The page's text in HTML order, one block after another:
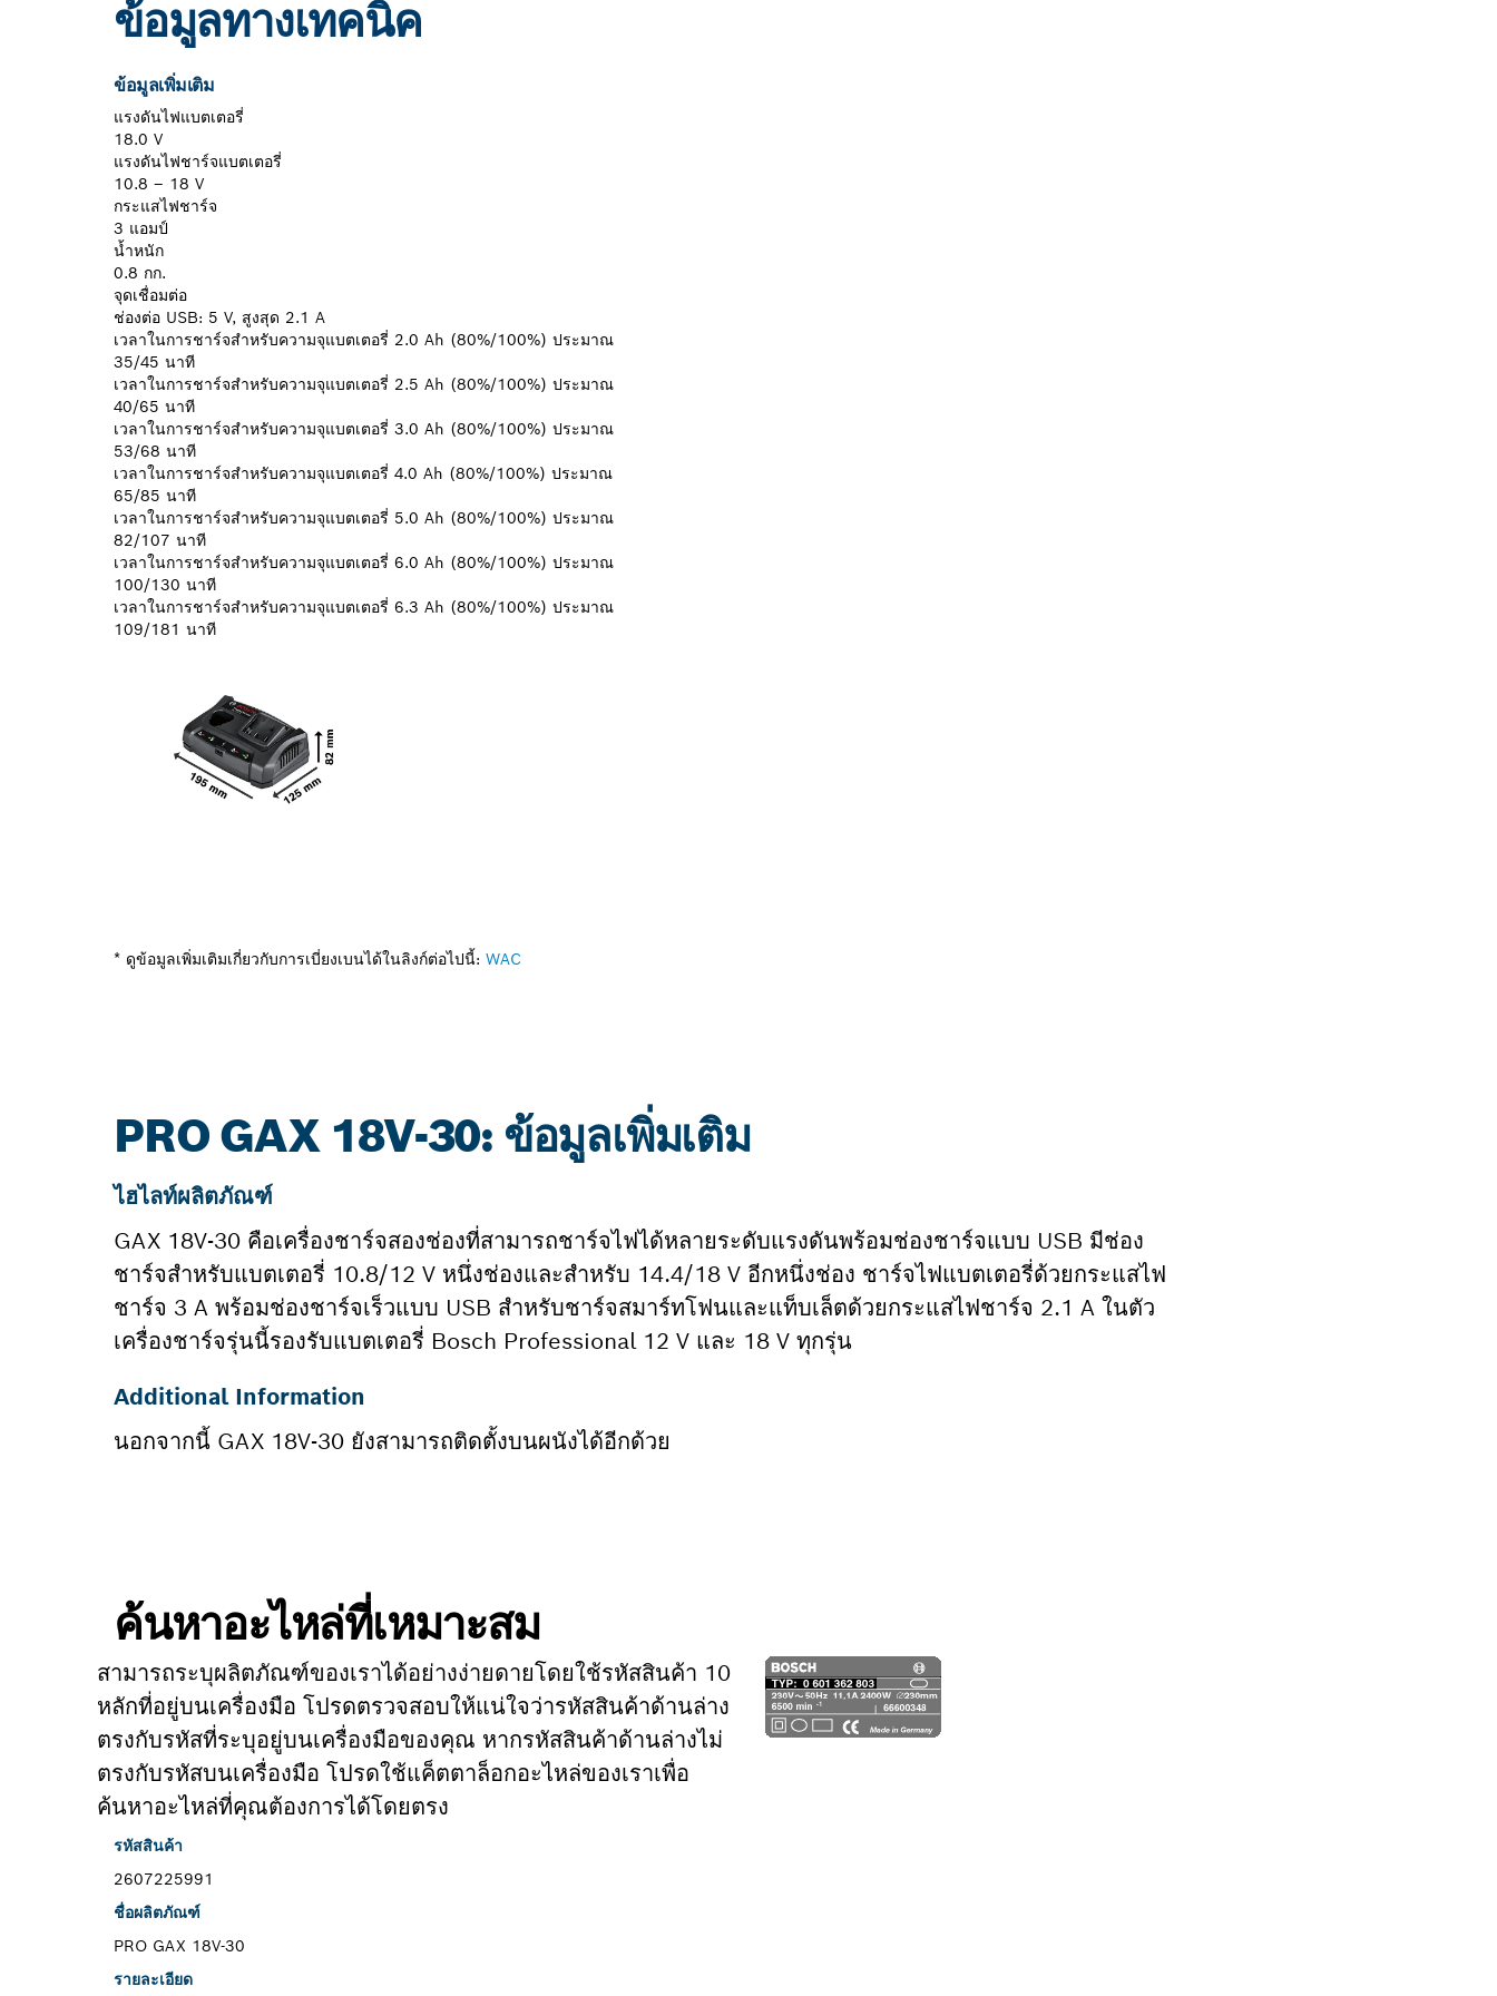
ข้อมูลทางเทคนิค
ข้อมูลเพิ่มเติม
แรงดันไฟแบตเตอรี่
18.0 V
แรงดันไฟชาร์จแบตเตอรี่
10.8 – 18 V
กระแสไฟชาร์จ
3 แอมป์
น้ำหนัก
0.8 กก.
จุดเชื่อมต่อ
ช่องต่อ USB: 5 V, สูงสุด 2.1 A
เวลาในการชาร์จสำหรับความจุแบตเตอรี่ 2.0 Ah (80%/100%) ประมาณ
35/45 นาที
เวลาในการชาร์จสำหรับความจุแบตเตอรี่ 2.5 Ah (80%/100%) ประมาณ
40/65 นาที
เวลาในการชาร์จสำหรับความจุแบตเตอรี่ 3.0 Ah (80%/100%) ประมาณ
53/68 นาที
เวลาในการชาร์จสำหรับความจุแบตเตอรี่ 4.0 Ah (80%/100%) ประมาณ
65/85 นาที
เวลาในการชาร์จสำหรับความจุแบตเตอรี่ 5.0 Ah (80%/100%) ประมาณ
82/107 นาที
เวลาในการชาร์จสำหรับความจุแบตเตอรี่ 6.0 Ah (80%/100%) ประมาณ
100/130 นาที
เวลาในการชาร์จสำหรับความจุแบตเตอรี่ 6.3 Ah (80%/100%) ประมาณ
109/181 นาที
* ดูข้อมูลเพิ่มเติมเกี่ยวกับการเบี่ยงเบนได้ในลิงก์ต่อไปนี้: WAC
PRO GAX 18V-30: ข้อมูลเพิ่มเติม
ไฮไลท์ผลิตภัณฑ์
GAX 18V-30 คือเครื่องชาร์จสองช่องที่สามารถชาร์จไฟได้หลายระดับแรงดันพร้อมช่องชาร์จแบบ USB มีช่อง
ชาร์จสำหรับแบตเตอรี่ 10.8/12 V หนึ่งช่องและสำหรับ 14.4/18 V อีกหนึ่งช่อง ชาร์จไฟแบตเตอรี่ด้วยกระแสไฟ
ชาร์จ 3 A พร้อมช่องชาร์จเร็วแบบ USB สำหรับชาร์จสมาร์ทโฟนและแท็บเล็ตด้วยกระแสไฟชาร์จ 2.1 A ในตัว
เครื่องชาร์จรุ่นนี้รองรับแบตเตอรี่ Bosch Professional 12 V และ 18 V ทุกรุ่น
Additional Information
นอกจากนี้ GAX 18V-30 ยังสามารถติดตั้งบนผนังได้อีกด้วย
ค้นหาอะไหล่ที่เหมาะสม
สามารถระบุผลิตภัณฑ์ของเราได้อย่างง่ายดายโดยใช้รหัสสินค้า 10
หลักที่อยู่บนเครื่องมือ โปรดตรวจสอบให้แน่ใจว่ารหัสสินค้าด้านล่าง
ตรงกับรหัสที่ระบุอยู่บนเครื่องมือของคุณ หากรหัสสินค้าด้านล่างไม่
ตรงกับรหัสบนเครื่องมือ โปรดใช้แค็ตตาล็อกอะไหล่ของเราเพื่อ
ค้นหาอะไหล่ที่คุณต้องการได้โดยตรง
รหัสสินค้า
2607225991
ชื่อผลิตภัณฑ์
PRO GAX 18V-30
รายละเอียด